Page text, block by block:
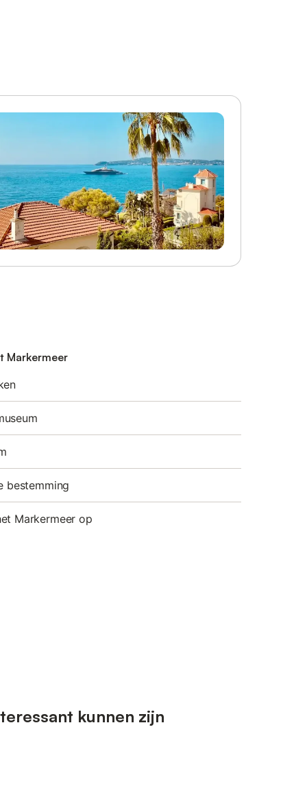
Markermeer
bestemming
Markermeer op
kunnen zijn